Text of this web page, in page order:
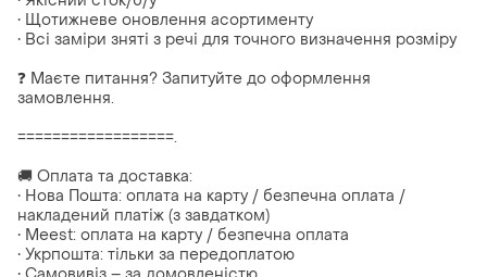
• Щотижневе оновлення асортименту
• Всі заміри зняті з речі для точного визначення розміру
❓ Маєте питання? Запитуйте до оформлення
замовлення.
==================.
🚚 Оплата та доставка:
• Нова Пошта: оплата на карту / безпечна оплата /
накладений платіж (з завдатком)
• Meest: оплата на карту / безпечна оплата
• Укрпошта: тільки за передоплатою